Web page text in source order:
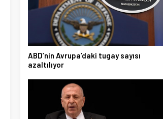
ABD’nin Avrupa’daki tugay sayısı
azaltılıyor